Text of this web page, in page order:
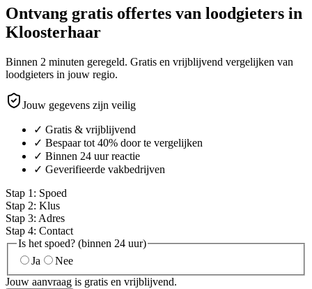
Ontvang gratis offertes van loodgieters in
Kloosterhaar
Binnen 2 minuten geregeld. Gratis en vrijblijvend vergelijken van
loodgieters in jouw regio.
Jouw gegevens zijn veilig
✓ Gratis & vrijblijvend
✓ Bespaar tot 40% door te vergelijken
✓ Binnen 24 uur reactie
✓ Geverifieerde vakbedrijven
Stap 1 : Spoed
Stap 2: Klus
Stap 3: Adres
Stap 4: Contact
Is het spoed? (binnen 24 uur)
Ja
Nee
Jouw aanvraag is gratis en vrijblijvend.